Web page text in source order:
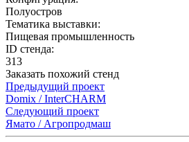
Полуостров
Тематика выставки:
Пищевая промышленность
ID стенда:
313
Заказать похожий стенд
Предыдущий проект
Domix / InterCHARM
Следующий проект
Ямато / Агропродмаш